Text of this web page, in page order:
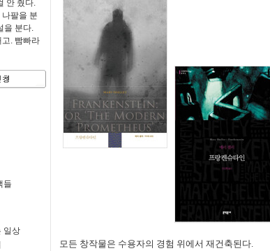
안 줬다.
팔을 분
을 분다.
. 빰빠라
들
일상
모든 창작물은 수용자의 경험 위에서 재건축된다.